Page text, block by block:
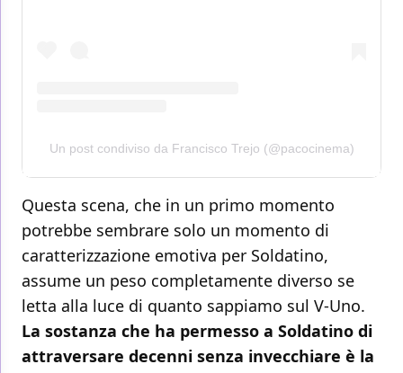
Un post condiviso da Francisco Trejo (@pacocinema)
Questa scena, che in un primo momento
potrebbe sembrare solo un momento di
caratterizzazione emotiva per Soldatino,
assume un peso completamente diverso se
letta alla luce di quanto sappiamo sul V-Uno.
La sostanza che ha permesso a Soldatino di
attraversare decenni senza invecchiare è la